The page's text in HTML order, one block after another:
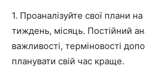
1. Проаналізуйте свої плани
тиждень, місяць. Постійний
важливості, терміновості
планувати свій час краще.